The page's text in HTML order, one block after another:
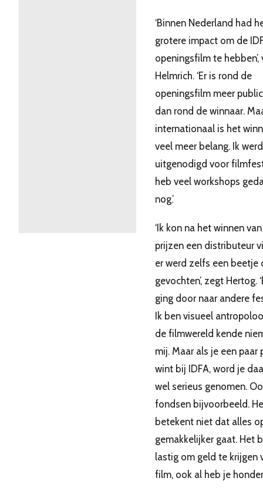
‘Binnen Nederland had
grotere impact om de
openingsfilm te
Helmrich. ‘Er is rond de
openingsfilm meer
dan rond de winnaar.
internationaal is het
veel meer belang. Ik
uitgenodigd voor
heb veel workshops
nog.’
‘Ik kon na het winnen
prijzen een distributeur
er werd zelfs een beetje
gevochten’, zegt Hertog.
ging door naar andere
Ik ben visueel
de filmwereld kende
mij. Maar als je een paar
wint bij IDFA, word je
wel serieus genomen.
fondsen bijvoorbeeld.
betekent niet dat alles
gemakkelijker gaat. Het
lastig om geld te krijgen
film, ook al heb je